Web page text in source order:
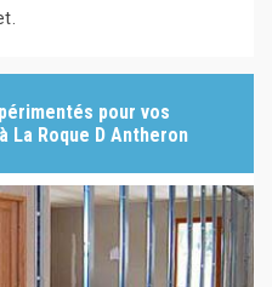
pour vos
La Roque D Antheron